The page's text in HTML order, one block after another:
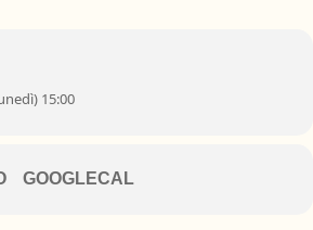
15:00
GOOGLECAL